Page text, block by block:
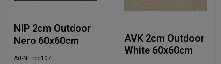
NIP 2cm Outdoor
Nero 60x60cm
Art-Nr: roc107
AVK 2cm Outdoor
White 60x60cm